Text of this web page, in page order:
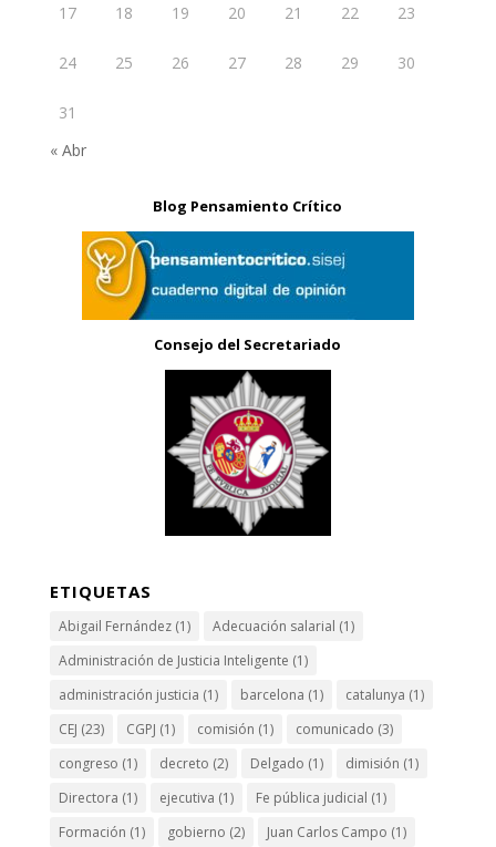
17 18 19 20 21 22 23
24 25 26 27 28 29 30
31
« Abr
Blog Pensamiento Crítico
Consejo del Secretariado
ETIQUETAS
Abigail Fernández(1) Adecuación salarial (1)
Administración de Justicia Inteligente (1)
administración justicia (1) barcelona (1) catalunya (1)
CEJ (23) CGPJ (1) comisión (1) comunicado (3)
congreso (1) decreto (2) Delgado (1) dimisión (1)
Directora (1) ejecutiva (1) Fe pública judicial (1)
Formación (1) gobierno (2) Juan Carlos Campo (1)